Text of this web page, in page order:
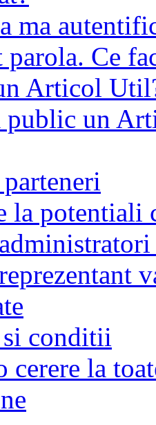
ma
Ce
Articol
public un
la potentiali
conditii
cerere la